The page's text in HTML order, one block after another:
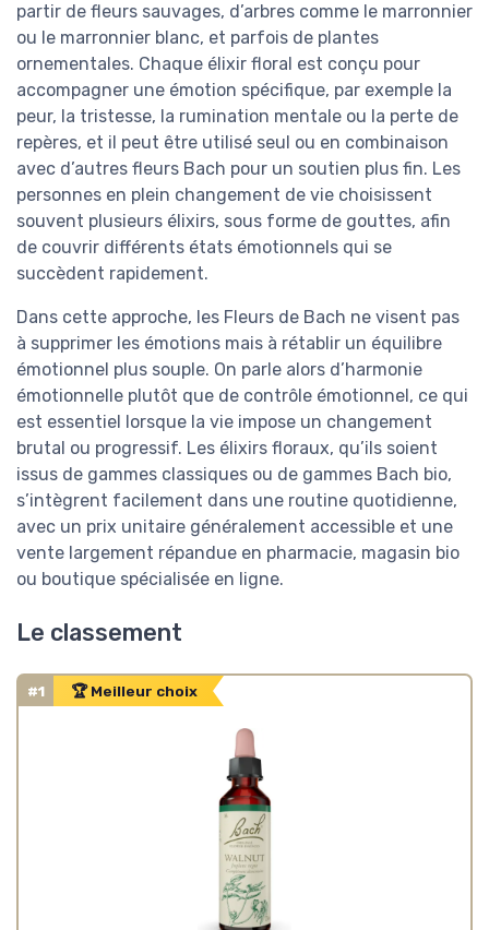
partir de fleurs sauvages, d’arbres comme le marronnier
ou le marronnier blanc, et parfois de plantes
ornementales. Chaque élixir floral est conçu pour
accompagner une émotion spécifique, par exemple la
peur, la tristesse, la rumination mentale ou la perte de
repères, et il peut être utilisé seul ou en combinaison
avec d’autres fleurs Bach pour un soutien plus fin. Les
personnes en plein changement de vie choisissent
souvent plusieurs élixirs, sous forme de gouttes, afin
de couvrir différents états émotionnels qui se
succèdent rapidement.
Dans cette approche, les Fleurs de Bach ne visent pas
à supprimer les émotions mais à rétablir un équilibre
émotionnel plus souple. On parle alors d’harmonie
émotionnelle plutôt que de contrôle émotionnel, ce qui
est essentiel lorsque la vie impose un changement
brutal ou progressif. Les élixirs floraux, qu’ils soient
issus de gammes classiques ou de gammes Bach bio,
s’intègrent facilement dans une routine quotidienne,
avec un prix unitaire généralement accessible et une
vente largement répandue en pharmacie, magasin bio
ou boutique spécialisée en ligne.
Le classement
#1 🏆 Meilleur choix